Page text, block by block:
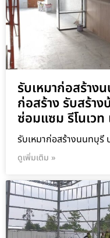
รับเหมาก่อสร้าง
ก่อสร้าง รับสร้า
ซ่อมแซม รีโนเว
รับเหมาก่อสร้างนนทบุรี
ดูเพิ่มเติม »